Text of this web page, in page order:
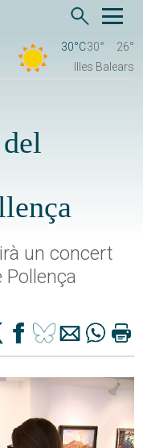
30°C30°
26°
Illes Balears
un concert